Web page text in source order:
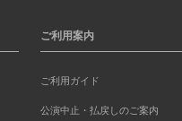
ご利用案内
ご利用ガイド
公演中止・払戻しのご案内